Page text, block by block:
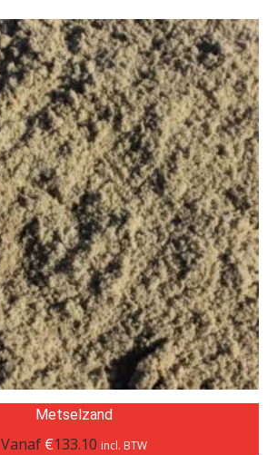
Metselzand
Vanaf €133.10 incl. BTW